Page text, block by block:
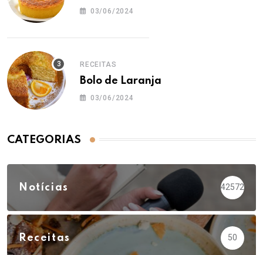
03/06/2024
RECEITAS
Bolo de Laranja
03/06/2024
CATEGORIAS
Notícias 42572
Receitas 50